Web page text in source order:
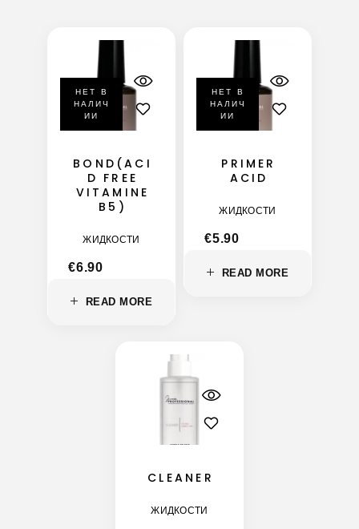
НЕТ В
НАЛИЧ
ИИ
READ MORE
BOND(ACI
D FREE
VITAMINE
B5)
ЖИДКОСТИ
€6.90
НЕТ В
НАЛИЧ
ИИ
READ MORE
PRIMER
ACID
ЖИДКОСТИ
€5.90
CLEANER
ЖИДКОСТИ